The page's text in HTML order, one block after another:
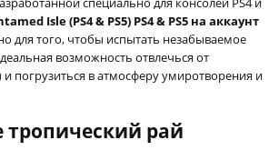
Isle (PS4 & PS5) PS4 & PS5 на аккаунт
для того, чтобы испытать незабываемое
возможность отвлечься от
и погрузиться в атмосферу умиротворения и
тропический рай